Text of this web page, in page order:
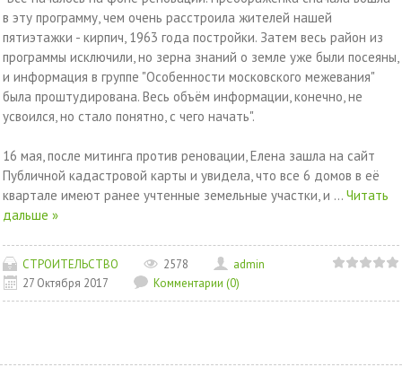
в эту программу, чем очень расстроила жителей нашей
пятиэтажки - кирпич, 1963 года постройки. Затем весь район из
программы исключили, но зерна знаний о земле уже были посеяны,
и информация в группе "Особенности московского межевания"
была проштудирована. Весь объём информации, конечно, не
усвоился, но стало понятно, с чего начать".
16 мая, после митинга против реновации, Елена зашла на сайт
Публичной кадастровой карты и увидела, что все 6 домов в её
квартале имеют ранее учтенные земельные участки, и ... Читать
дальше »
СТРОИТЕЛЬСТВО 2578
admin
27 Октября 2017
Комментарии (0)